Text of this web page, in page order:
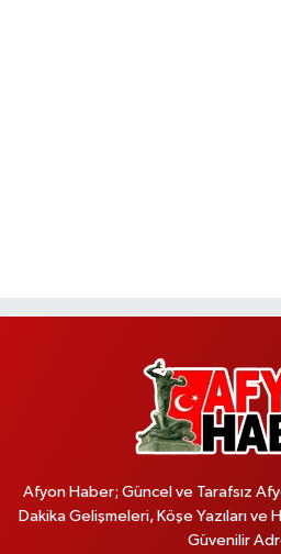
Afyon Haber; Güncel ve Tarafsız
Dakika Gelişmeleri, Köşe Yazıları ve
Güvenilir